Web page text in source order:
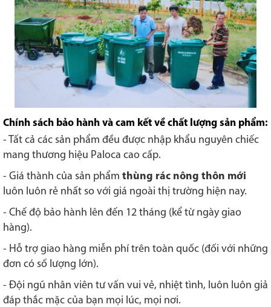
Chính sách bảo hành và cam kết về chất lượng sản phẩm:
- Tất cả các sản phẩm đều được nhập khẩu nguyên chiếc
mang thương hiệu Paloca cao cấp.
- Giá thành của sản phẩm thùng rác nông thôn mới
luôn luôn rẻ nhất so với giá ngoài thị trường hiện nay.
- Chế độ bảo hành lên đến 12 tháng (kể từ ngày giao
hàng).
- Hỗ trợ giao hàng miễn phí trên toàn quốc (đối với những
đơn có số lượng lớn).
- Đội ngũ nhân viên tư vấn vui vẻ, nhiệt tình, luôn luôn giả
đáp thắc mặc của bạn mọi lúc, mọi nơi.